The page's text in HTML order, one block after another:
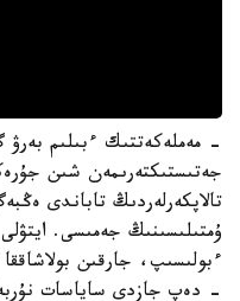
- مەملەكەتتىك ءبىلىم بەرۋ
جەتىستىكتەرىمەن شىن
تالاپكەرلەردىڭ تاباندى
ۇمتىلىسىنىڭ جەمىسى.
ءبولىسىپ، جارقىن
- دەپ جازدى ساياسات